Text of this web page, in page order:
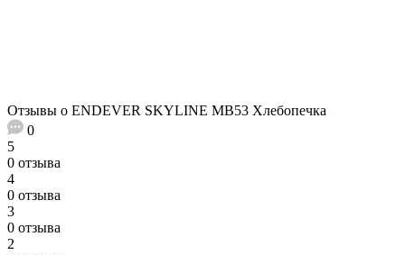
Отзывы о ENDEVER SKYLINE MB53 Хлебопечка
0
5
0 отзыва
4
0 отзыва
3
0 отзыва
2